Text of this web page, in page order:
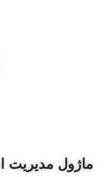
ماژول مدیریت